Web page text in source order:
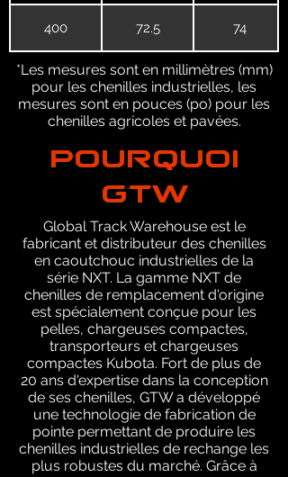
400 72.5 74
*Les mesures sont en millimètres (mm)
pour les chenilles industrielles, les
mesures sont en pouces (po) pour les
chenilles agricoles et pavées.
POURQUOI
GTW
Global Track Warehouse est le
fabricant et distributeur des chenilles
en caoutchouc industrielles de la
série NXT. La gamme NXT de
chenilles de remplacement d'origine
est spécialement conçue pour les
pelles, chargeuses compactes,
transporteurs et chargeuses
compactes Kubota. Fort de plus de
20 ans d'expertise dans la conception
de ses chenilles, GTW a développé
une technologie de fabrication de
pointe permettant de produire les
chenilles industrielles de rechange les
plus robustes du marché. Grâce à